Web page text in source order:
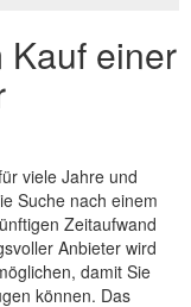
Kauf einer
viele Jahre und
Suche nach einem
Zeitaufwand
Anbieter wird
damit Sie
können. Das